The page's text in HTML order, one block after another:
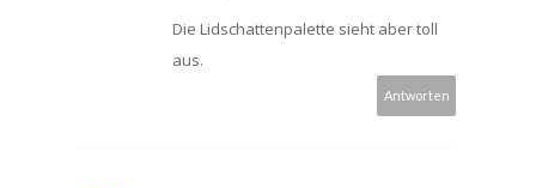
Die Lidschattenpalette sieht aber toll
aus.
Antworten